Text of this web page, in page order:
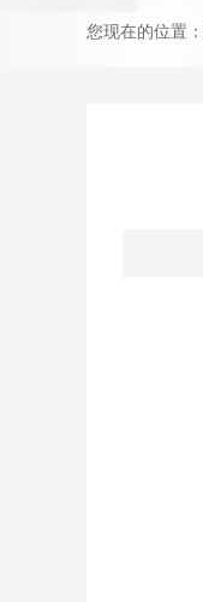
您现在的位置：